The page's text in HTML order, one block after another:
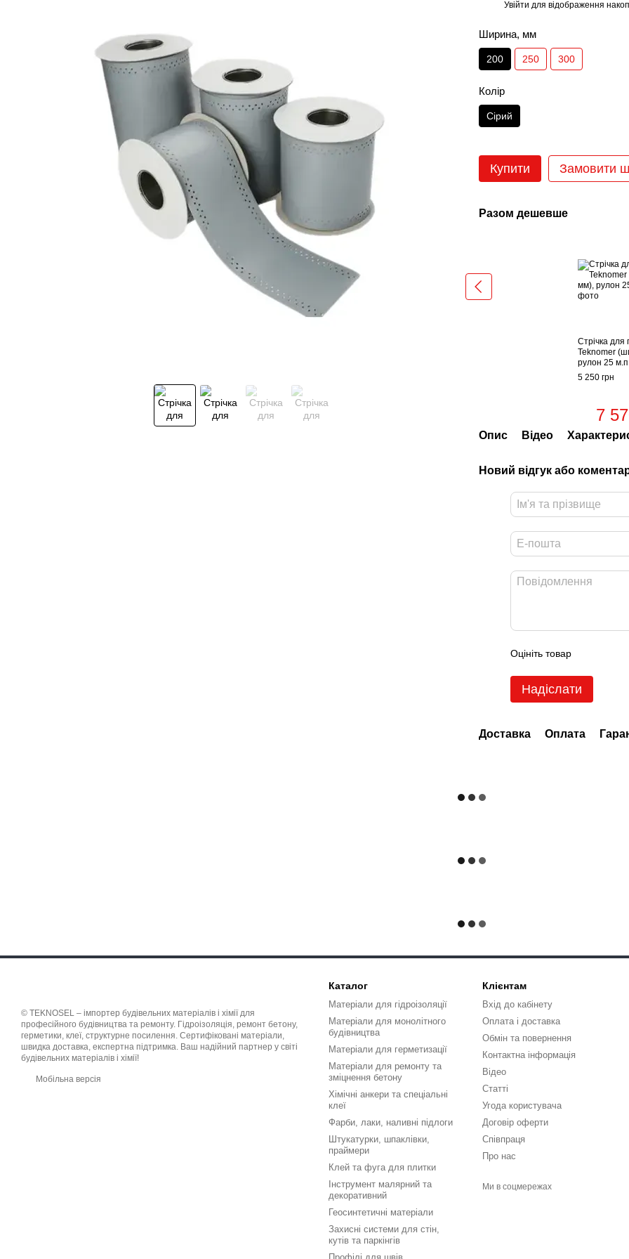
Увійти для відображення
Ширина, мм
200 250 300
Колір
Сірий
Купити Замовити
Разом дешевше
Стрічка для
Teknomer
рулон 25
5 250 грн
7
Опис Відео
Новий відгук або
Оцініть товар
Надіслати
Доставка Оплата
© TEKNOSEL – імпортер будівельних матеріалів і хімії для
професійного будівництва та ремонту. Гідроізоляція, ремонт бетону,
герметики, клеї, структурне посилення. Сертифіковані матеріали,
швидка доставка, експертна підтримка. Ваш надійний партнер у світі
будівельних матеріалів і хімії!
Мобільна версія
Каталог
Матеріали для гідроізоляції
Матеріали для монолітного
будівництва
Матеріали для герметизації
Матеріали для ремонту та
зміцнення бетону
Хімічні анкери та спеціальні
клеї
Фарби, лаки, наливні підлоги
Штукатурки, шпаклівки,
праймери
Клей та фуга для плитки
Інструмент малярний та
декоративний
Геосинтетичні матеріали
Захисні системи для стін,
кутів та паркінгів
Клієнтам
Вхід до кабінету
Оплата і доставка
Обмін та повернення
Контактна інформація
Відео
Статті
Угода користувача
Договір оферти
Співпраця
Про нас
Ми в соцмережах